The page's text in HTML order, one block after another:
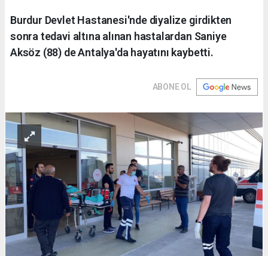
Burdur Devlet Hastanesi'nde diyalize girdikten
sonra tedavi altına alınan hastalardan Saniye
Aksöz (88) de Antalya'da hayatını kaybetti.
ABONE OL